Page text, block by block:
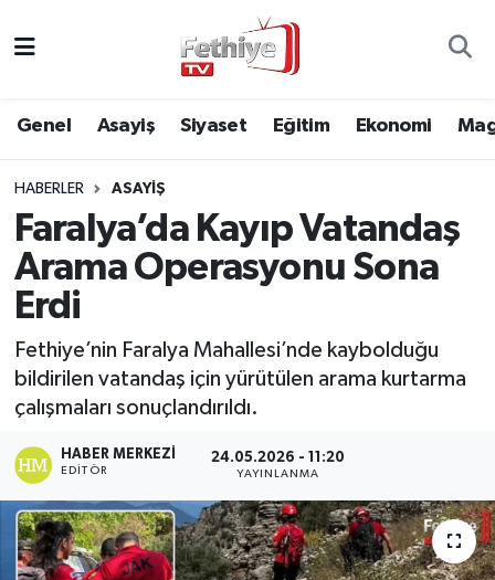
Genel Asayiş Siyaset Eğitim Ekonomi
HABERLER ASAYIŞ
Faralya’da Kayıp Vatandaş
Arama Operasyonu Sona
Erdi
Fethiye’nin Faralya Mahallesi’nde kaybolduğu
bildirilen vatandaş için yürütülen arama kurtarma
çalışmaları sonuçlandırıldı.
HABER MERKEZI
EDITÖR
24.05.2026 - 11:20
YAYINLANMA
Asayiş
Eğitim
Ekonomi
Kültür
Spor
Turizm
Muğla Hava Durumu
Muğla Namaz Vakitleri
Muğla Trafik Yoğunluk Haritası
Süper Lig Puan Durumu ve Fikstür
Tüm Manşetler
Son Dakika Haberleri
Haber Arşivi